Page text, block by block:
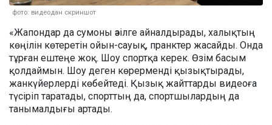
фото: видеодан скриншот
«Жапондар да сумоны әзілге айналдырады, халықтың
көңілін көтеретін ойын-сауық, пранктер жасайды. Онда
тұрған ештеңе жоқ. Шоу спортқа керек. Өзім басым
қолдаймын. Шоу деген көрерменді қызықтырады,
жанкүйерлерді көбейтеді. Қызық жайттарды видеоға
түсіріп таратады, спорттың да, спортшылардың да
танымалдығы артады.